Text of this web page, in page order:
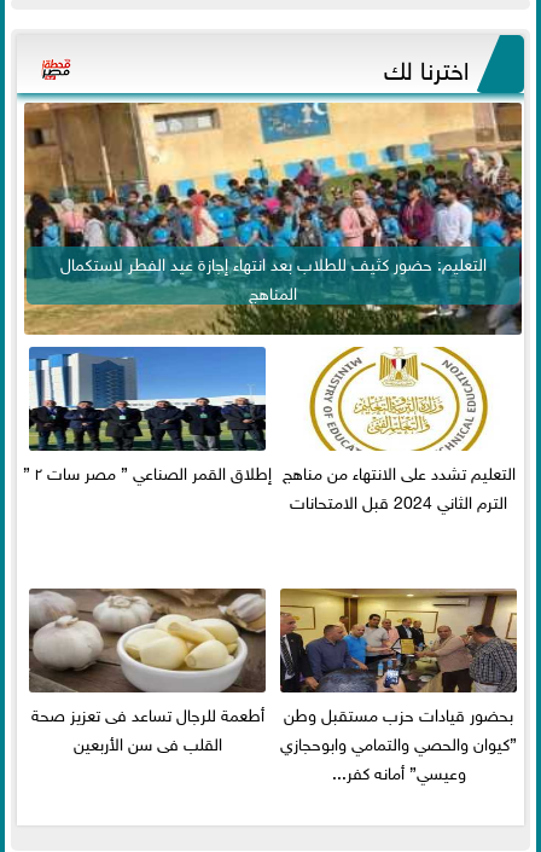
اخترنا لك
التعليم: حضور كثيف للطلاب بعد انتهاء إجازة عيد الفطر لاستكمال
المناهج
التعليم تشدد على الانتهاء من مناهج
الترم الثاني 2024 قبل الامتحانات
إطلاق القمر الصناعي ” مصر سات ٢ ”
بحضور قيادات حزب مستقبل وطن
”كيوان والحصي والتمامي وابوحجازي
وعيسي” أمانه كفر...
أطعمة للرجال تساعد فى تعزيز صحة
القلب فى سن الأربعين